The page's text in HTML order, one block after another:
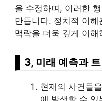
을 수정하며, 이러한
만듭니다. 정치적 이해
맥락을 더욱 깊게 이해
3, 미래 예측과
현재의 사건들
에 발생할 수 있